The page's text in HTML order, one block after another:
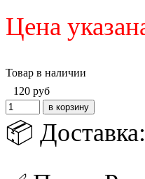
Цена
Товар в наличии
120 руб
📦